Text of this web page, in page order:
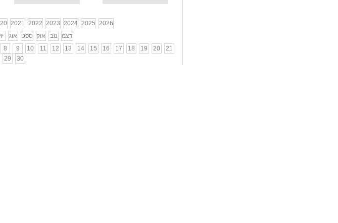
2021 2022 2023 2024 2025 2026
אוג ספט אוק נוב
דצמ
8 9 10 11 12 13 14 15 16 17 18 19 20
21
29 30